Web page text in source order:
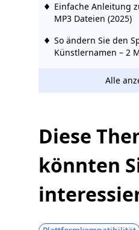
Einfache Anleitung
MP3 Dateien (2025)
So ändern Sie den
Künstlernamen – 2
Alle
Diese
könnten